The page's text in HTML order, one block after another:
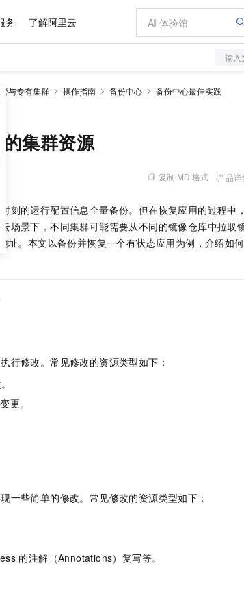
务 了解阿里云
输入
管与专有集群 操作指南 备份中心
备份中心最佳实践
集群资源
复制 MD 格式 产品详
刻的运行配置信息全量备份。但在恢复应用的过程中
场景下，不同集群可能需要从不同的镜像仓库中拉取
地址。本文以备份并恢复一个有状态应用为例，介绍如
行修改。常见修改的资源类型如下：
更。
一些简单的修改。常见修改的资源类型如下：
的注解（Annotations）复写等。
大模型服务平
Kimi-K3 NEW
最新旗舰模型，长程编程与推理利器
下文，专为长程任务能力而生
图片和视频生
HappyHorse-1.1-
让文字生成流畅细腻
用构建
型服务平台百炼-应用模版
元化的应用模版和解决方案
AI Native 的算法工程平台，一站式完成建模、训练、推理服务部署
大模型原生应用
云端极速 AI 应用创作平
与网站
存储 OSS
式AI开发、训练和推理服务
CN
基于千问大模型等，支持代码智能生成、研发智能问答
面向真实软件的智能体
云原生数据库
宝，AI翻译排版一步到位
5.2：长任务时代开源旗舰模型
进化，持久记忆，越用越聪明
Code + GStack 打造工程团队
技能 GStack，拥有专属 AI 工程团队
低代码高效构建企业
惠
AI 普惠权益
云 OPC 创新助力计划
万元 Token 补贴，加速一人公司成长
Max 首发尝鲜，限时加量 10 倍，夜间低至2折
办公，限时限量积分加倍 NEW
AI工作搭子，覆盖日常办公高频场景
AI 场景体验
图文、视频一站生成
AI 建站
0 代码专业建站，无忧
智能客服
计算器
选配和估算价格
优势
算力普惠，释放技术红利
配置报价器
与 API
实名认证
文字识别
查验
办公系统
基础软件
Docker
JAVA
全能环境
定制小程序
产品伙伴
生态集成认证中心
生态伙伴工作台
产品伙伴合作计
数据库合作计划
云网络合作计划
Salesforce On
计划
增值服务
支持计划
增值服务台
践
中心
阿里云认证
官网公告
健康状态
实践
晚
战略参考
中国
新力量
模力时刻
市场活动
活动全景
魔搭
魔搭 ModelScope